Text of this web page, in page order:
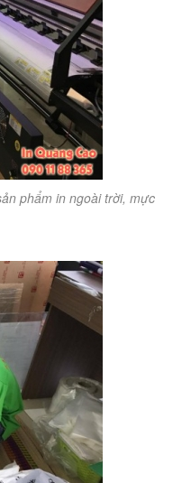
phẩm in ngoài trời, mực